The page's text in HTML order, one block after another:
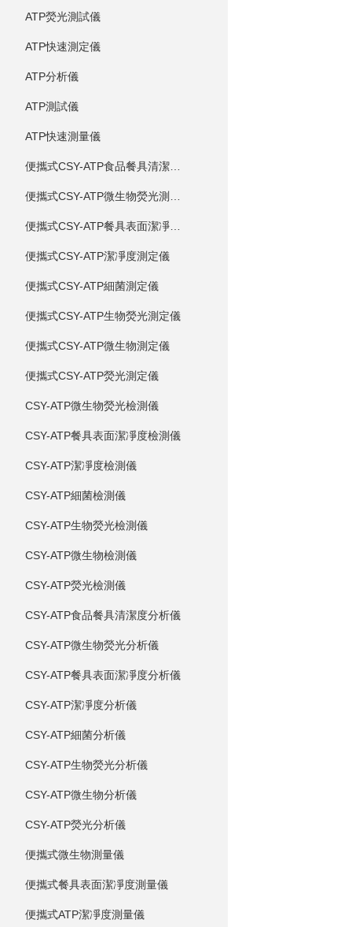
ATP熒光測試儀
ATP快速測定儀
ATP分析儀
ATP測試儀
ATP快速測量儀
便攜式CSY-ATP潔凈度測定儀
便攜式CSY-ATP細菌測定儀
便攜式CSY-ATP生物熒光測定儀
便攜式CSY-ATP微生物測定儀
便攜式CSY-ATP熒光測定儀
CSY-ATP微生物熒光檢測儀
CSY-ATP餐具表面潔凈度檢測儀
CSY-ATP潔凈度檢測儀
CSY-ATP細菌檢測儀
CSY-ATP生物熒光檢測儀
CSY-ATP微生物檢測儀
CSY-ATP熒光檢測儀
CSY-ATP食品餐具清潔度分析儀
CSY-ATP微生物熒光分析儀
CSY-ATP餐具表面潔凈度分析儀
CSY-ATP潔凈度分析儀
CSY-ATP細菌分析儀
CSY-ATP生物熒光分析儀
CSY-ATP微生物分析儀
CSY-ATP熒光分析儀
便攜式微生物測量儀
便攜式餐具表面潔凈度測量儀
便攜式ATP潔凈度測量儀